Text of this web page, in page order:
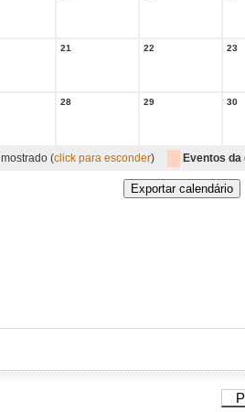
21 22 23
28 29 30
mostrado (click para esconder) Eventos